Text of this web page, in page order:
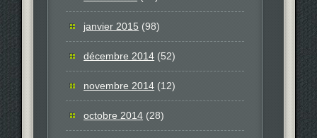
janvier 2015 (98)
décembre 2014 (52)
novembre 2014 (12)
octobre 2014 (28)